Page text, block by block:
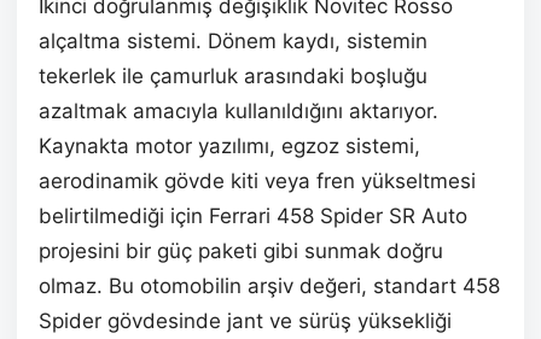
İkinci doğrulanmış değişiklik Novitec Rosso
alçaltma sistemi. Dönem kaydı, sistemin
tekerlek ile çamurluk arasındaki boşluğu
azaltmak amacıyla kullanıldığını aktarıyor.
Kaynakta motor yazılımı, egzoz sistemi,
aerodinamik gövde kiti veya fren yükseltmesi
belirtilmediği için Ferrari 458 Spider SR Auto
projesini bir güç paketi gibi sunmak doğru
olmaz. Bu otomobilin arşiv değeri, standart 458
Spider gövdesinde jant ve sürüş yüksekliği